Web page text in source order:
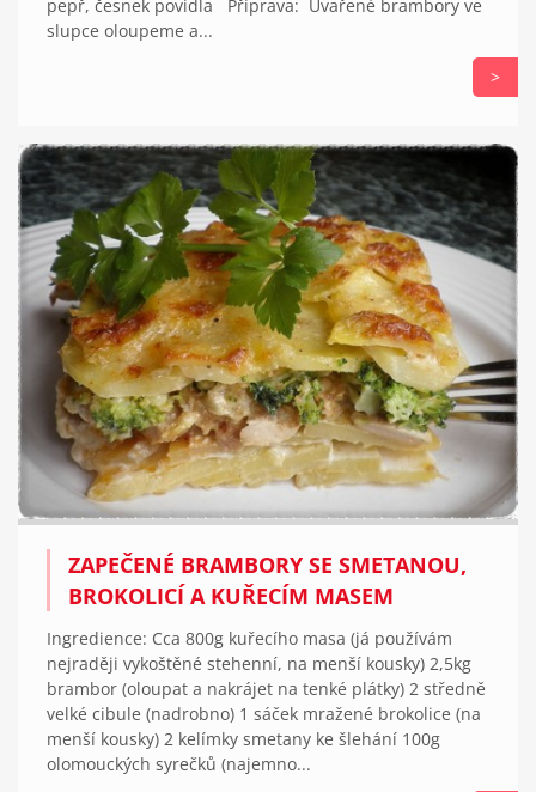
pepř, česnek povidla Příprava: Uvařené brambory ve
slupce oloupeme a...
>
ZAPEČENÉ BRAMBORY SE SMETANOU,
BROKOLICÍ A KUŘECÍM MASEM
Ingredience: Cca 800g kuřecího masa (já používám
nejraději vykoštěné stehenní, na menší kousky) 2,5kg
brambor (oloupat a nakrájet na tenké plátky) 2 středně
velké cibule (nadrobno) 1 sáček mražené brokolice (na
menší kousky) 2 kelímky smetany ke šlehání 100g
olomouckých syrečků (najemno...